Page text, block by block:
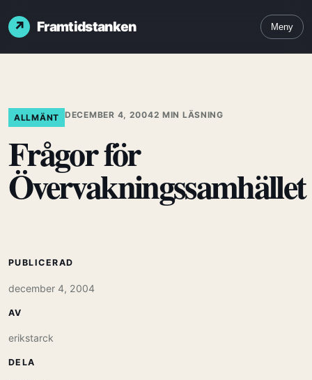
Framtidstanken Meny
ALLMÄNT DECEMBER 4, 20042 MIN LÄSNING
Frågor för
Övervakningssamhället
PUBLICERAD
december 4, 2004
AV
erikstarck
DELA